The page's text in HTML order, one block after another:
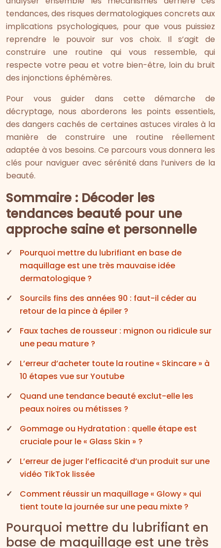
tendances, des risques dermatologiques concrets aux
implications psychologiques, pour que vous puissiez
reprendre le pouvoir sur vos choix. Il s’agit de
construire une routine qui vous ressemble, qui
respecte votre peau et votre bien-être, loin du bruit
des injonctions éphémères.
Pour vous guider dans cette démarche de
décryptage, nous aborderons les points essentiels,
des dangers cachés de certaines astuces virales à la
manière de construire une routine réellement
adaptée à vos besoins. Ce parcours vous donnera les
clés pour naviguer avec sérénité dans l’univers de la
beauté.
Sommaire : Décoder les
tendances beauté pour une
approche saine et personnelle
Pourquoi mettre du lubrifiant en base de
maquillage est une très mauvaise idée
dermatologique ?
Sourcils fins des années 90 : faut-il céder au
retour de la pince à épiler ?
Faux taches de rousseur : mignon ou ridicule sur
une peau mature ?
L’erreur d’acheter toute la routine « Skincare » à
10 étapes vue sur Youtube
Quand une tendance beauté exclut-elle les
peaux noires ou métisses ?
Gommage ou Hydratation : quelle étape est
cruciale pour le « Glass Skin » ?
L’erreur de juger l’efficacité d’un produit sur une
vidéo TikTok lissée
Comment réussir un maquillage « Glowy » qui
tient toute la journée sur une peau mixte ?
Pourquoi mettre du lubrifiant en
base de maquillage est une très